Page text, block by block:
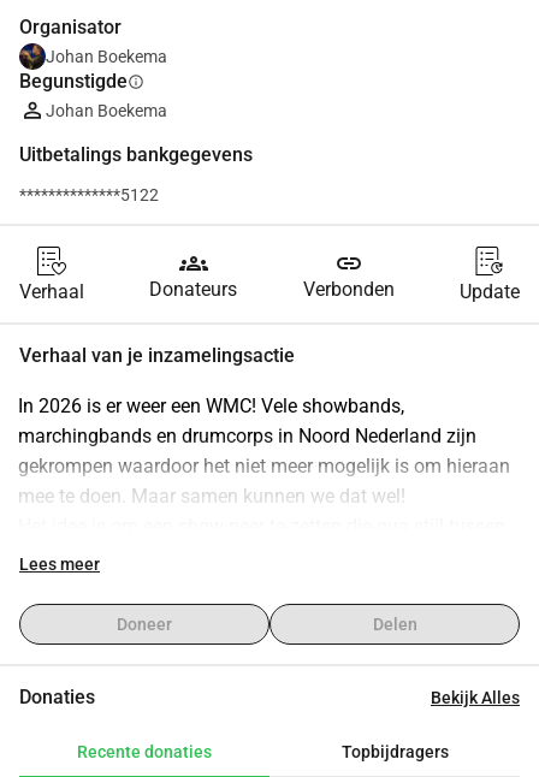
Organisator
Johan Boekema
Begunstigdeinfo
Johan Boekema
Uitbetalings bankgegevens
**************5122
Verhaal
groups
Donateurs
link
Verbonden Update
Verhaal van je inzamelingsactie
In 2026 is er weer een WMC! Vele showbands,
marchingbands en drumcorps in Noord Nederland zijn
gekrompen waardoor het niet meer mogelijk is om hieraan
mee te doen. Maar samen kunnen we dat wel!
de Nederlandse showbands en DCI Drumcorps in ligt. Dus
hard werken en veel plezier hebben met z'n allen. We
starten in november 2024 met play-inn's/workshops en
Als het enigszins meezit zouden we al kunnen proefdraaien
2026) zetten we puntjes op de i, voegen we meer body
Lees meer
Doneer Delen
Donaties Bekijk Alles
Recente donaties Topbijdragers